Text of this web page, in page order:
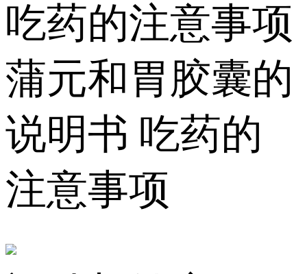
吃药的注意事项
蒲元和胃胶囊的
说明书 吃药的
注意事项